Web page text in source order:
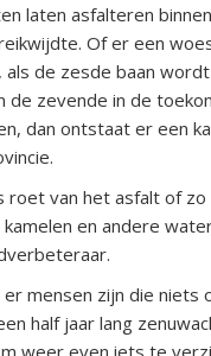
laten asfalteren
Of er een
als de zesde baan
de zevende in de
dan ontstaat er een
roet van het asfalt of zo
kamelen en andere
mensen zijn die niets
half jaar lang